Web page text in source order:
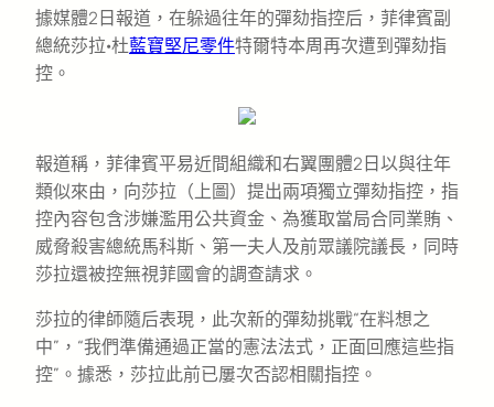
據媒體2日報道，在躲過往年的彈劾指控后，菲律賓副
總統莎拉·杜藍寶堅尼零件特爾特本周再次遭到彈劾指
控。
報道稱，菲律賓平易近間組織和右翼團體2日以與往年
類似來由，向莎拉（上圖）提出兩項獨立彈劾指控，指
控內容包含涉嫌濫用公共資金、為獲取當局合同業賄、
威脅殺害總統馬科斯、第一夫人及前眾議院議長，同時
莎拉還被控無視菲國會的調查請求。
莎拉的律師隨后表現，此次新的彈劾挑戰“在料想之
中”，“我們準備通過正當的憲法法式，正面回應這些指
控”。據悉，莎拉此前已屢次否認相關指控。